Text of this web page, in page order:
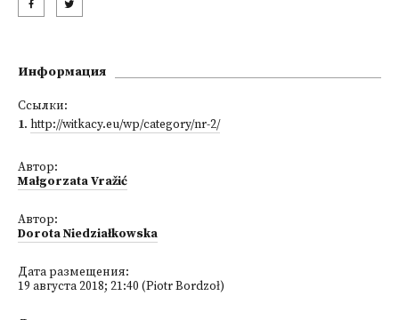
Информация
Ссылки:
1. http://witkacy.eu/wp/category/nr-2/
Автор:
Małgorzata Vražić
Автор:
Dorota Niedziałkowska
Дата размещения:
19 августа 2018; 21:40 (Piotr Bordzoł)